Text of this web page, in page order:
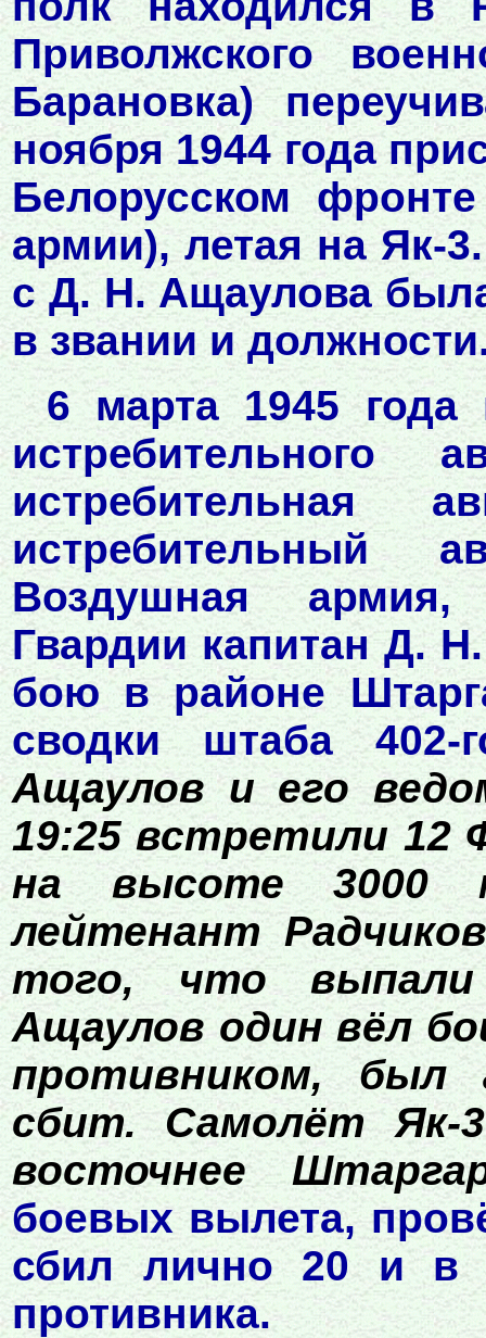
Приволжского
Барановка)
ноября 1944 года
Белорусском
армии), летая на Як-
с Д. Н. Ащаулова
в звании и
6 марта 1945 года
истребительного
истребительная
истребительный
Воздушная
Гвардии капитан Д.
бою в районе
сводки штаба
Ащаулов и его
19:25 встретили 12
на высоте 3000
лейтенант
того, что выпали
Ащаулов один вёл
противником, был
сбит. Самолёт
восточнее
боевых вылета,
сбил лично 20 и в
противника.